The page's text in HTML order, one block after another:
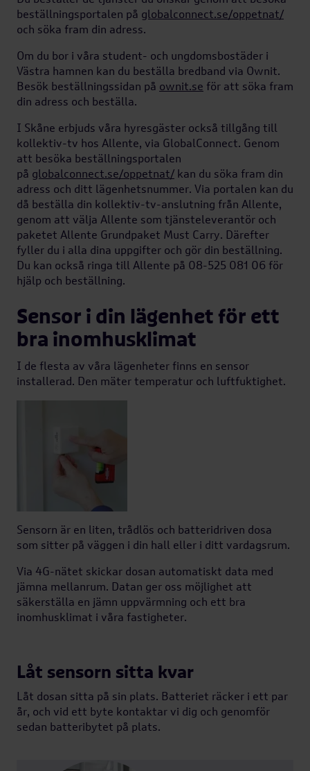
beställningsportalen på globalconnect.se/oppetnat/
och söka fram din adress.
Om du bor i våra student- och ungdomsbostäder i
Västra hamnen kan du beställa bredband via Ownit.
Besök beställningssidan på ownit.se för att söka fram
din adress och beställa.
I Skåne erbjuds våra hyresgäster också tillgång till
kollektiv-tv hos Allente, via GlobalConnect. Genom
att besöka beställningsportalen
på globalconnect.se/oppetnat/ kan du söka fram din
adress och ditt lägenhetsnummer. Via portalen kan du
då beställa din kollektiv-tv-anslutning från Allente,
genom att välja Allente som tjänsteleverantör och
paketet Allente Grundpaket Must Carry. Därefter
fyller du i alla dina uppgifter och gör din beställning.
Du kan också ringa till Allente på 08-525 081 06 för
hjälp och beställning.
Sensor i din lägenhet för ett
bra inomhusklimat
I de flesta av våra lägenheter finns en sensor
installerad. Den mäter temperatur och luftfuktighet.
Sensorn är en liten, trådlös och batteridriven dosa
som sitter på väggen i din hall eller i ditt vardagsrum.
Via 4G-nätet skickar dosan automatiskt data med
jämna mellanrum. Datan ger oss möjlighet att
säkerställa en jämn uppvärmning och ett bra
inomhusklimat i våra fastigheter.
Låt sensorn sitta kvar
Låt dosan sitta på sin plats. Batteriet räcker i ett par
år, och vid ett byte kontaktar vi dig och genomför
sedan batteribytet på plats.